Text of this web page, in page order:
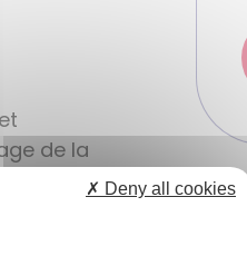
de la
je
✗ Deny all cookies